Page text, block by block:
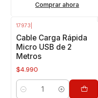
Comprar ahora
17973
Cable Carga Rápida
Micro USB de 2
Metros
$4.990
Cantidad